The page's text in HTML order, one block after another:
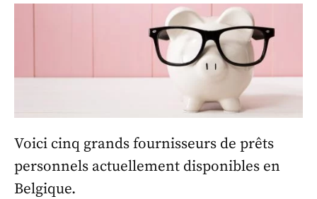
Voici cinq grands fournisseurs de prêts
personnels actuellement disponibles en
Belgique.